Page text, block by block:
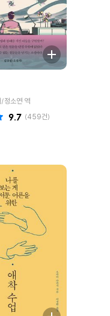
/정소연 역
(459건)
9.7